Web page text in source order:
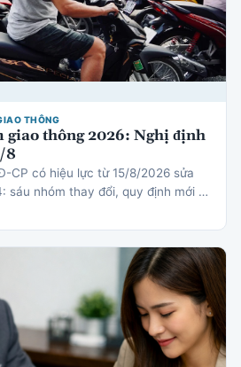
THÔNG
giao thông 2026: Nghị định
8
CP có hiệu lực từ 15/8/2026 sửa
sáu nhóm thay đổi, quy định mới về
cơ chế trừ điểm gi…